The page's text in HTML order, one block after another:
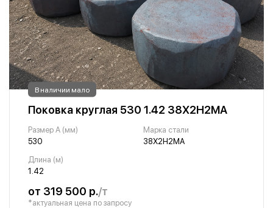
В наличии мало
Поковка круглая 530 1.42 38Х2Н2МА
Размер A (мм)
530
Марка стали
38Х2Н2МА
Длина (м)
1.42
от 319 500 р./т
*актуальная цена по запросу